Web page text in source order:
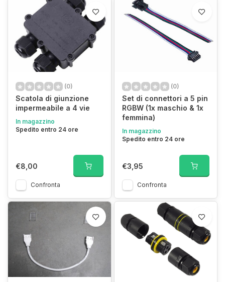
(0)
Scatola di giunzione
impermeabile a 4 vie
In magazzino
Spedito entro 24 ore
€8,00
Confronta
(0)
Set di connettori a 5 pin
RGBW (1x maschio & 1x
femmina)
In magazzino
Spedito entro 24 ore
€3,95
Confronta